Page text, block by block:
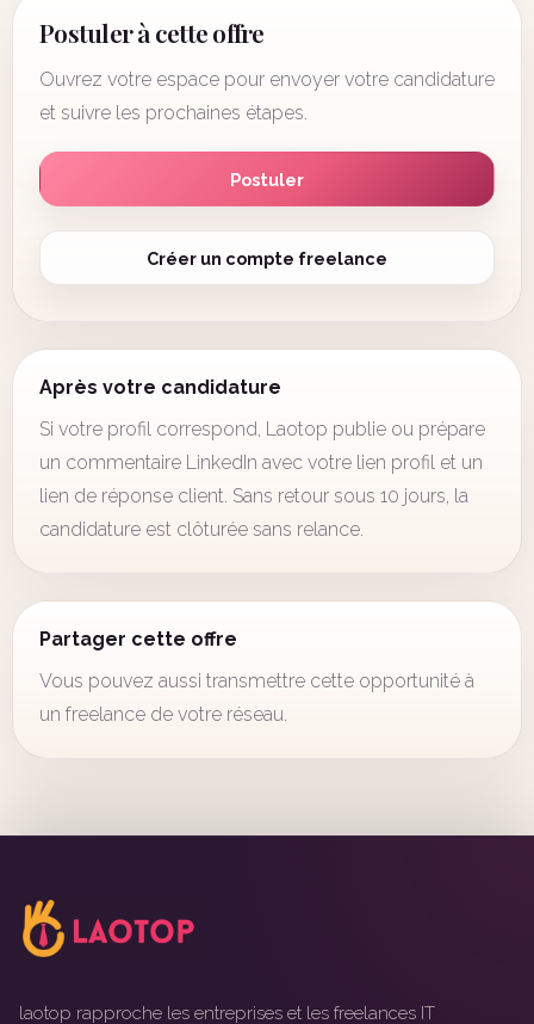
Postuler à cette offre
Ouvrez votre espace pour envoyer votre candidature
et suivre les prochaines étapes.
Postuler
Créer un compte freelance
Après votre candidature
Si votre profil correspond, Laotop publie ou prépare
un commentaire LinkedIn avec votre lien profil et un
lien de réponse client. Sans retour sous 10 jours, la
candidature est clôturée sans relance.
Partager cette offre
Vous pouvez aussi transmettre cette opportunité à
un freelance de votre réseau.
laotop rapproche les entreprises et les freelances IT